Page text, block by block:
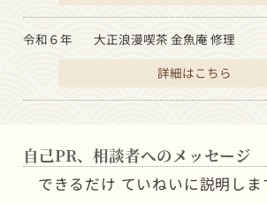
令和６年
大正浪漫喫茶 金魚庵 修理
詳細はこちら
自己PR、相談者へのメッセージ
できるだけ ていねいに説明しま